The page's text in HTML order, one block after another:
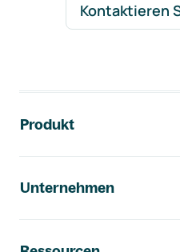
Kontaktieren
Produkt
Unternehmen